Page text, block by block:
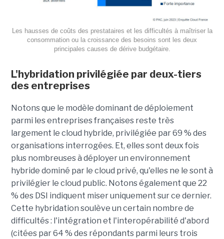
Les hausses de coûts des prestataires et les difficultés à maîtriser la
consommation ou la croissance des besoins sont les deux
principales causes de dérive budgétaire.
L'hybridation privilégiée par deux-tiers
des entreprises
Notons que le modèle dominant de déploiement
parmi les entreprises françaises reste très
largement le cloud hybride, privilégiée par 69 % des
organisations interrogées. Et, elles sont deux fois
plus nombreuses à déployer un environnement
hybride dominé par le cloud privé, qu'elles ne le sont à
privilégier le cloud public. Notons également que 22
% des DSI indiquent miser uniquement sur ce dernier.
Cette hybridation soulève un certain nombre de
difficultés : l'intégration et l'interopérabilité d'abord
(citées par 64 % des répondants parmi leurs trois